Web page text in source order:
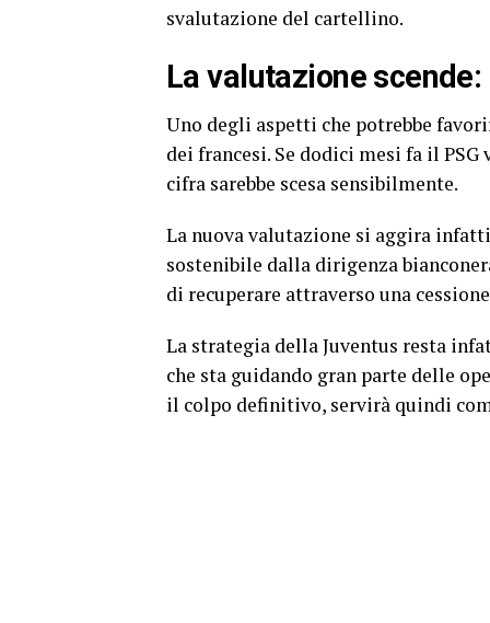
svalutazione del cartellino.
La valutazione
Uno degli aspetti che potrebbe
dei francesi. Se dodici mesi fa il
cifra sarebbe scesa sensibilmente.
La nuova valutazione si aggira
sostenibile dalla dirigenza
di recuperare attraverso una
La strategia della Juventus resta
che sta guidando gran parte delle
il colpo definitivo, servirà quindi